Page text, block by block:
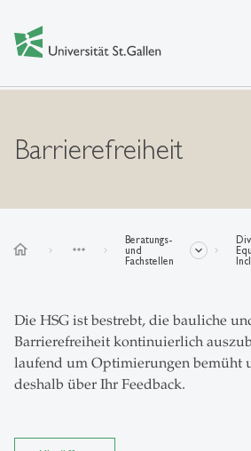
Barrierefreiheit
home more_horiz
Beratungs-
und
Fachstellen
Die HSG ist bestrebt, die bauliche
Barrierefreiheit kontinuierlich
laufend um Optimierungen bemüht
deshalb über Ihr Feedback.